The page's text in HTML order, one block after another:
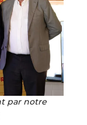
par notre